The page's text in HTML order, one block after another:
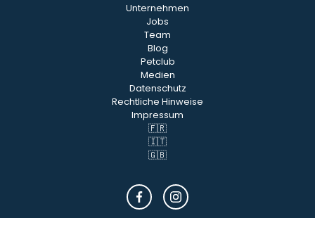
Unternehmen
Jobs
Team
Blog
Petclub
Medien
Datenschutz
Rechtliche Hinweise
Impressum
🇫🇷
🇮🇹
🇬🇧